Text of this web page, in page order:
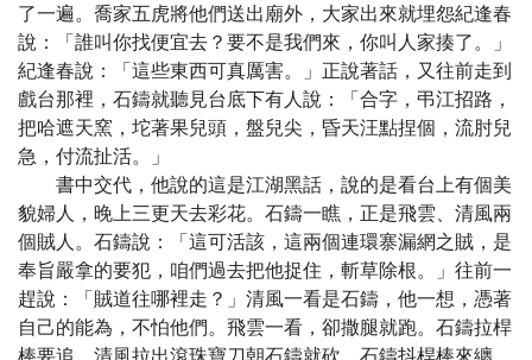
了一遍。喬家五虎將他們送出廟外，大家出來就埋怨紀逢春
說：「誰叫你找便宜去？要不是我們來，你叫人家揍了。」
紀逢春說：「這些東西可真厲害。」正說著話，又往前走到
戲台那裡，石鑄就聽見台底下有人說：「合字，弔江招路，
把哈遮天窯，坨著果兒頭，盤兒尖，昏天汪點捏個，流肘兒
急，付流扯活。」
書中交代，他說的這是江湖黑話，說的是看台上有個美
貌婦人，晚上三更天去彩花。石鑄一瞧，正是飛雲、清風兩
個賊人。石鑄說：「這可活該，這兩個連環寨漏網之賊，是
奉旨嚴拿的要犯，咱們過去把他捉住，斬草除根。」往前一
趕說：「賊道往哪裡走？」清風一看是石鑄，他一想，憑著
自己的能為，不怕他們。飛雲一看，卻撒腿就跑。石鑄拉桿
棒要追，清風拉出滾珠寶刀朝石鑄就砍，石鑄抖桿棒來纏，